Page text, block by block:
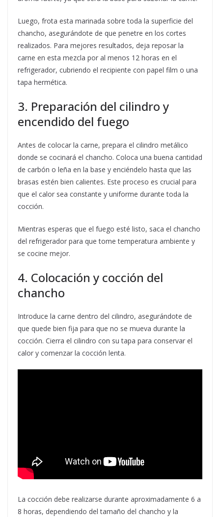
Luego, frota esta marinada sobre toda la superficie del
chancho, asegurándote de que penetre en los cortes
realizados. Para mejores resultados, deja reposar la
carne en esta mezcla por al menos 12 horas en el
refrigerador, cubriendo el recipiente con papel film o una
tapa hermética.
3. Preparación del cilindro y
encendido del fuego
Antes de colocar la carne, prepara el cilindro metálico
donde se cocinará el chancho. Coloca una buena cantidad
de carbón o leña en la base y enciéndelo hasta que las
brasas estén bien calientes. Este proceso es crucial para
que el calor sea constante y uniforme durante toda la
cocción.
Mientras esperas que el fuego esté listo, saca el chancho
del refrigerador para que tome temperatura ambiente y
se cocine mejor.
4. Colocación y cocción del
chancho
Introduce la carne dentro del cilindro, asegurándote de
que quede bien fija para que no se mueva durante la
cocción. Cierra el cilindro con su tapa para conservar el
calor y comenzar la cocción lenta.
La cocción debe realizarse durante aproximadamente 6 a
8 horas, dependiendo del tamaño del chancho y la